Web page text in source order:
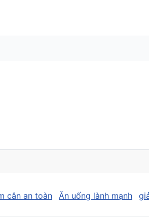
cân an toàn Ăn uống lành mạnh